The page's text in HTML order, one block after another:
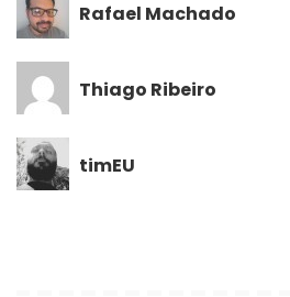
Rafael Machado
Thiago Ribeiro
timEU